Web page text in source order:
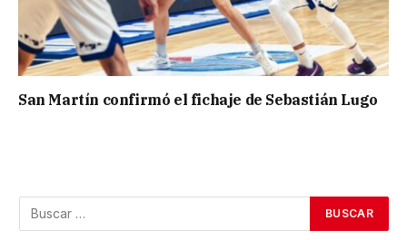
San Martín confirmó el fichaje de Sebastián Lugo